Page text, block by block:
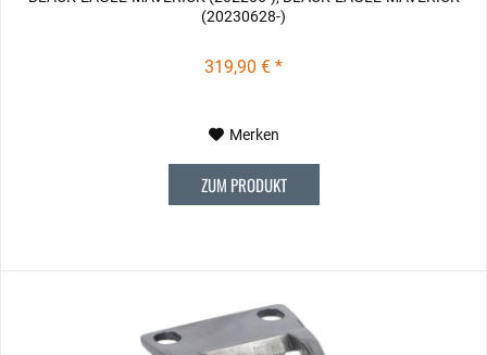
(20230628-)
319,90 € *
Merken
ZUM PRODUKT